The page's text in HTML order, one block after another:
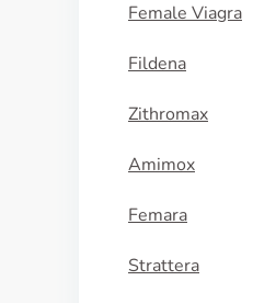
Female Viagra
Fildena
Zithromax
Amimox
Femara
Strattera